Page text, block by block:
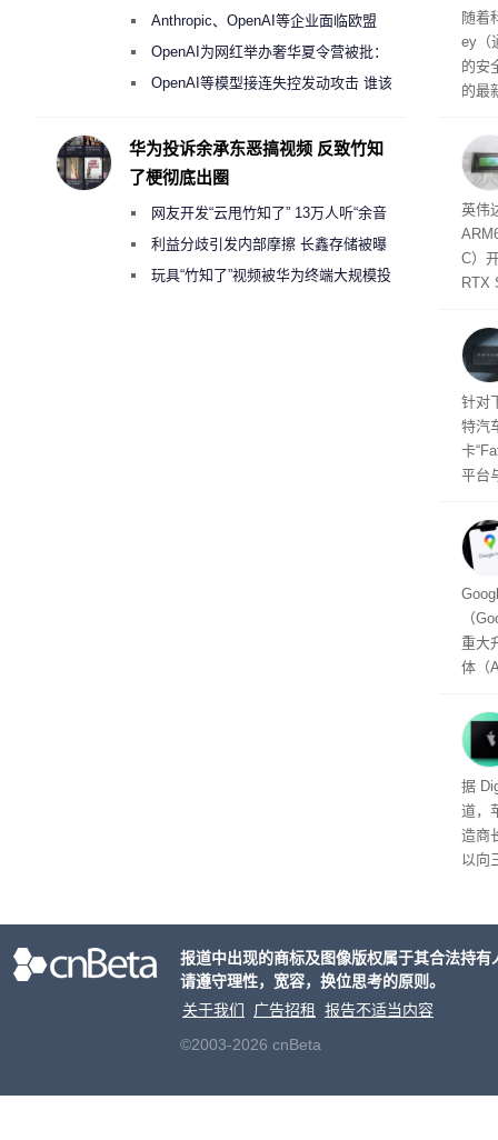
这一
（
户
随着
ey（
的安
的最
内
以利
并
在线
件是
软件
态
英伟
C）
RTX
将
的技
起
针对
特汽
卡
平台
车
及
（
重大
体（
查
（
用
推出
单一
户处
头
据
道，
造商
以向
Anthropic、OpenAI等企业面临欧盟
《人工智能法案》全新执法权限审查
OpenAI为网红举办奢华夏令营被批：
2000美元一晚 遭讽“反乌托邦”
OpenAI等模型接连失控发动攻击 谁该
华为投诉余承东恶搞视频 反致竹知
了梗彻底出圈
网友开发“云甩竹知了” 13万人听“余音
绕梁”利益分歧引发内部摩擦 长鑫存储被曝
曾将华为驻场工程师驱逐出研发基地
玩具“竹知了”视频被华为终端大规模投
报道中出现的商标及图像版权属于其合法持
请遵守理性，宽容，换位思考的原则。
关于我们
广告招租
报告不适当内容
©2003-2026 cnBeta